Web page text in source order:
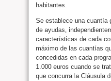
habitantes.
Se establece una cuantía
de ayudas,
características de cada
máximo de las cuantías
concedidas en cada
1.000 euros cuando se
que concurra la Cláusula